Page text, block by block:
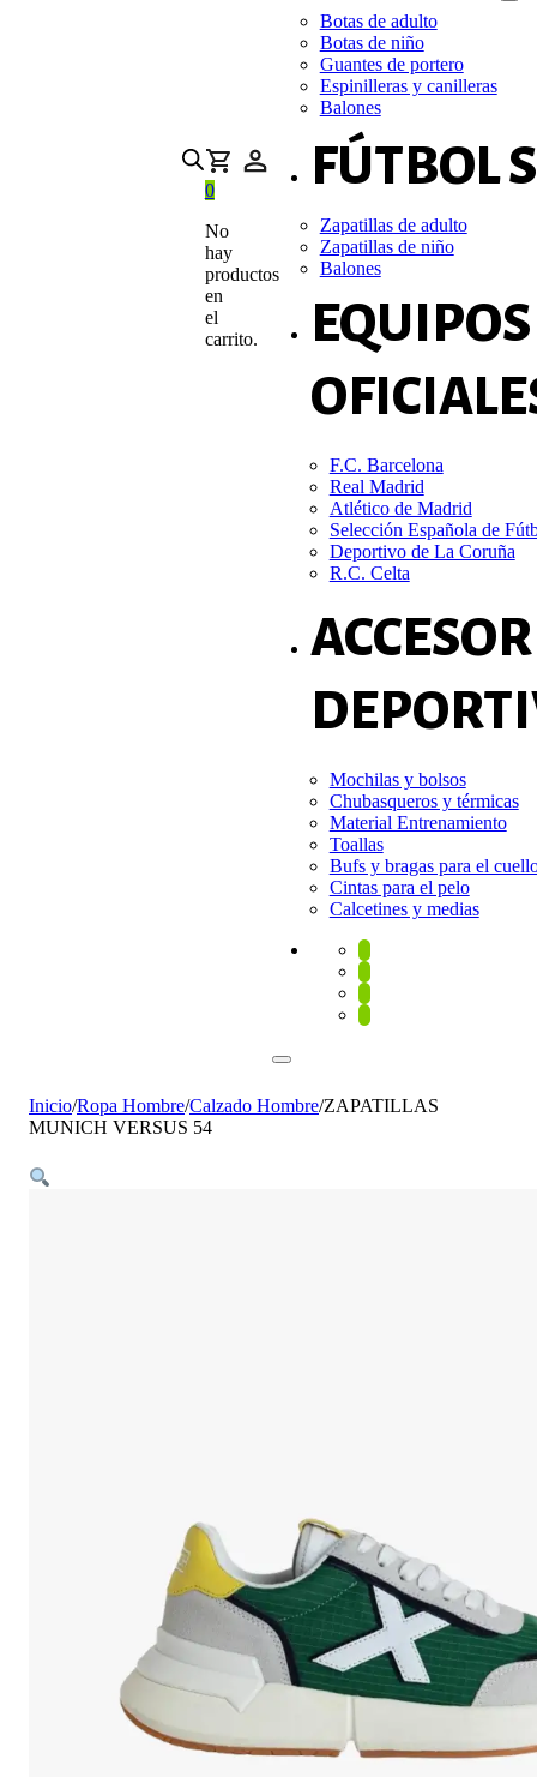
0
No
hay
productos
en
el
carrito.
Botas de adulto
Botas de niño
Guantes de portero
Espinilleras y canilleras
Balones
FÚTBOL
Zapatillas de adulto
Zapatillas de niño
Balones
EQUIPOS
F.C. Barcelona
Real Madrid
Atlético de Madrid
Selección Española de
Deportivo de La Coruña
R.C. Celta
Mochilas y bolsos
Chubasqueros y térmicas
Material Entrenamiento
Toallas
Bufs y bragas para el
Cintas para el pelo
Calcetines y medias
Inicio/Ropa Hombre/Calzado Hombre/ZAPATILLAS
MUNICH VERSUS 54